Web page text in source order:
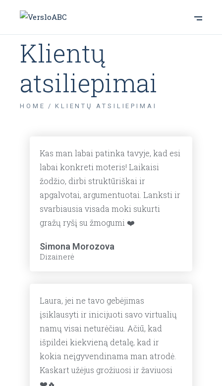
Klientų
atsiliepimai
HOME KLIENTŲ ATSILIEPIMAI
Kas man labai patinka tavyje, kad esi
labai konkreti moteris! Laikaisi
žodžio, dirbi struktūriškai ir
apgalvotai, argumentuotai. Lanksti ir
svarbiausia visada moki sukurti
gražų ryšį su žmogumi ❤️
Simona Morozova
Dizainerė
Laura, jei ne tavo gebėjimas
įsiklausyti ir inicijuoti savo virtualių
namų visai neturėčiau. Ačiū, kad
išpildei kiekvieną detalę, kad ir
kokia neįgyvendinama man atrodė.
Kaskart užėjus grožiuosi ir žaviuosi
❤️🔥